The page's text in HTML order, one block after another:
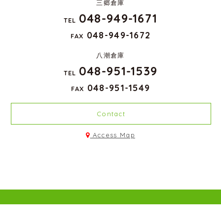
三郷倉庫
TEL 048-949-1671
FAX 048-949-1672
八潮倉庫
TEL 048-951-1539
FAX 048-951-1549
Contact
Access Map